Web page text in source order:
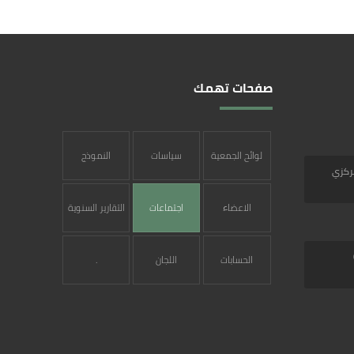
صفحات تهمك
لوائح الجمعية سياسات النموذج
الاعضاء اجتماعات التقارير السنوية
الحسابات اللجان .